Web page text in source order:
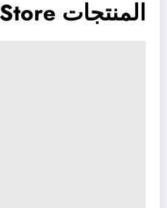
المنتجات Maher Store